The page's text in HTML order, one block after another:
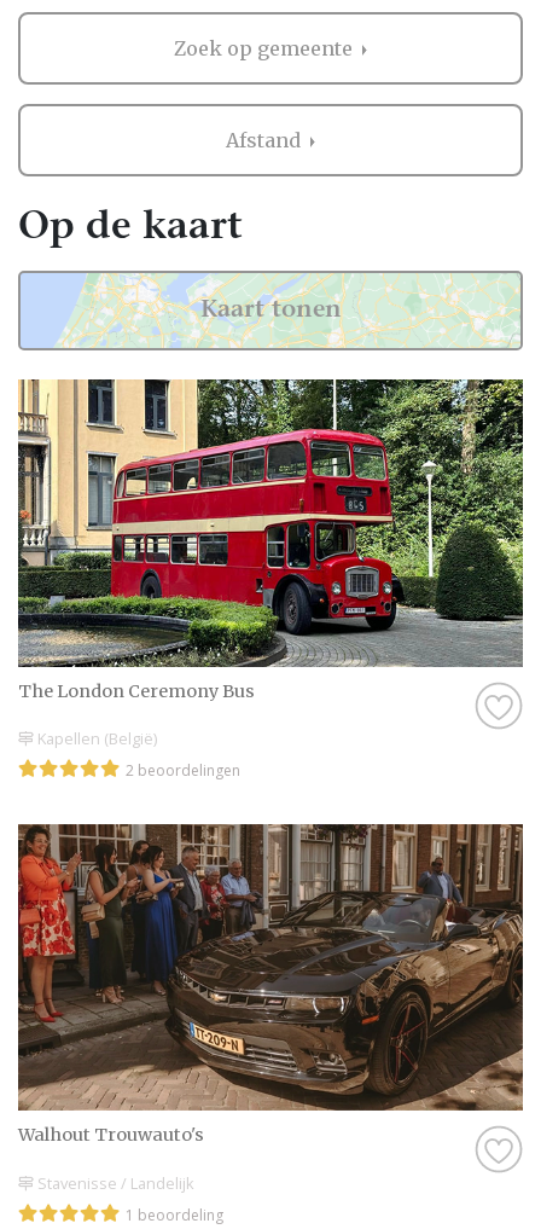
iedereen al in de stemming komen
voordat het feest begint.
Touringcarbedrijven in
Henegouwen - België:
maatwerk voor jouw dag
Henegouwen - België heeft een breed
aanbod aan touringcarbedrijven die
ervaring hebben met bruiloften. Of je nu een
compacte bus zoekt voor een kleine groep of
een luxe touringcar met plaats voor
tientallen gasten, je vindt altijd een
oplossing die past bij jouw wensen. Veel
bedrijven bieden bovendien extra services,
zoals een feestelijke aankleding van de bus
in jouw trouwthema of het regelen van
meerdere opstaplocaties.
Maak jouw dag compleet met
professioneel vervoer
Een touringcar huren is meer dan alleen
praktisch; het maakt jouw bruiloft net dat
stappen samen in een feestelijk versierde
bus, compleet met een vrolijke chauffeur en
proosten op de liefde. Bij Bruiloft.nl vind je
gemakkelijk een touringcarbedrijf dat jouw
dag vlekkeloos laat verlopen.
Zoek op gemeente
Afstand
The London Ceremony Bus
Kapellen (België)
2 beoordelingen
Walhout Trouwauto's
Stavenisse / Landelijk
1 beoordeling
Op de kaart
Kaart tonen